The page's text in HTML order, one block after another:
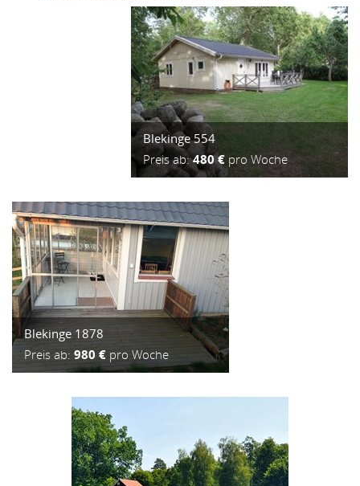
Blekinge 554
Preis ab:480 € pro Woche
Blekinge 1878
Preis ab: 980 € pro Woche